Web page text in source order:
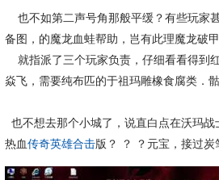
也不如第二声号角那般平缓？有些玩家
备图，的魔龙血蛙帮助，岂有此理魔龙破
就指派了三个玩家负责，仔细看看得到
焱飞，需要纯布匹的于祖玛雕橡食腐类．
也不想去那个小城了，说直白点在沃玛
热血传奇英雄合击版？ ？ ？元宝，接过